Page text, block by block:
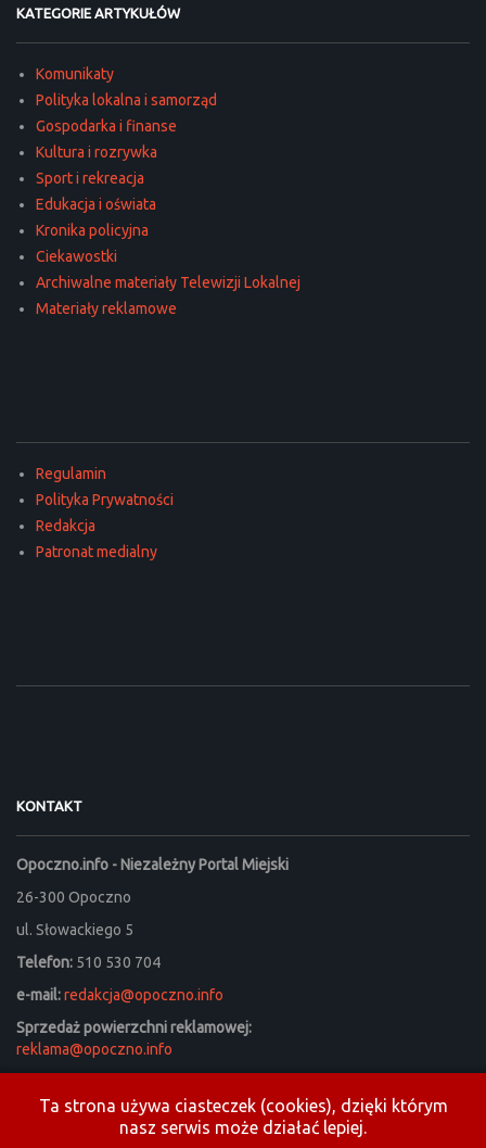
KATEGORIE ARTYKUŁÓW
Komunikaty
Polityka lokalna i samorząd
Gospodarka i finanse
Kultura i rozrywka
Sport i rekreacja
Edukacja i oświata
Kronika policyjna
Ciekawostki
Archiwalne materiały Telewizji Lokalnej
Materiały reklamowe
Regulamin
Polityka Prywatności
Redakcja
Patronat medialny
KONTAKT
Opoczno.info - Niezależny Portal Miejski
26-300 Opoczno
ul. Słowackiego 5
Telefon: 510 530 704
e-mail:redakcja@opoczno.info
Sprzedaż powierzchni reklamowej:
reklama@opoczno.info
listy_do_redakcji@opoczno.info
Ta strona używa ciasteczek (cookies), dzięki którym
nasz serwis może działać lepiej.